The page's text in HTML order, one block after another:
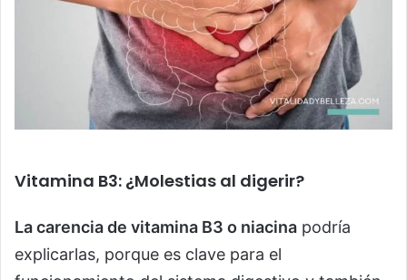
Vitamina B3: ¿Molestias al digerir?
La carencia de vitamina B3 o niacina podría
explicarlas, porque es clave para el